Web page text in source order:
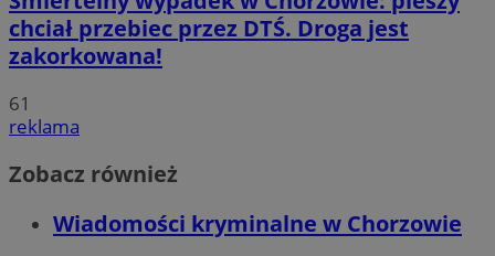
chciał przebiec przez DTŚ. Droga jest
zakorkowana!
61
reklama
Zobacz również
Wiadomości kryminalne w Chorzowie